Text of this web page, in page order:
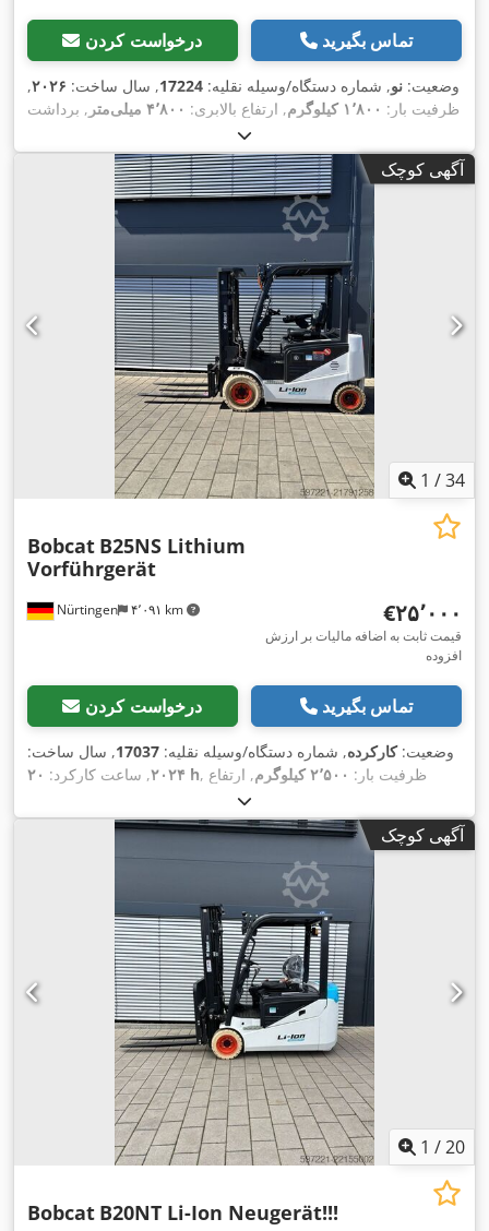
درخواست کردن تماس بگیرید
وضعیت: نو, شماره دستگاه/وسیله نقلیه: 17224, سال ساخت: ۲۰۲۶,
ظرفیت بار: ۱٬۸۰۰ کیلوگرم , ارتفاع بالابری: ۴٬۸۰۰ میلی‌متر
, برداشت
, مرکز ثقل بار:
برقی, نوع دکل:تریپلکس, ارتفاع سازه:۲٬۲۱۵ میلی‌متر
, ولتاژ باتری:
, طول شاخک‌ها:۱٬۱۵۰ میلی‌متر , اندازه لاستیک جلو:
, سایز تایر عقب:16x6-8 weiss ۳٬۴۶۰ کیلوگرم
آگهی کوچک
1 /34
Nürtingen ۴٬۰۹۱ km
Bobcat B25NS Lithium
Vorführgerät
‎€۲۵٬۰۰۰
قیمت ثابت به اضافه مالیات بر ارزش
افزوده
درخواست کردن تماس بگیرید
وضعیت:کارکرده, شماره دستگاه/وسیله نقلیه: 17037, سال ساخت:
۲۰۲۴, ساعت کارکرد: ۲۰ h , ظرفیت بار: ۲٬۵۰۰ کیلوگرم
, ارتفاع
, برداشت آزاد:
بار:۵۰۰ میلی‌متر , نوع سوخت:برقی, نوع دکل:تریپلکس, ارتفاع
سازه:۲٬۱۸۰ میلی‌متر ۴۸ V , طول شاخک‌ها:۱٬۲۰۰
میلی‌متر
, اندازه لاستیک جلو: 23X9-10 , سایز تایر عقب:
آگهی کوچک
1 /20
Bobcat B20NT Li-Ion Neugerät!!!